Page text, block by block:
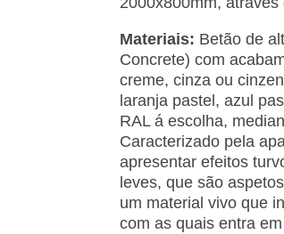
Materiais: Betão de
Concrete) com
creme, cinza ou
laranja pastel, azul
RAL á escolha,
Caracterizado pela
apresentar efeitos
leves, que são
um material vivo que
com as quais entra